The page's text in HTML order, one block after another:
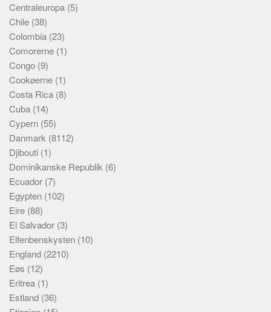
Centraleuropa (5)
Chile (38)
Colombia (23)
Comorerne (1)
Congo (9)
Cookøerne (1)
Costa Rica (8)
Cuba (14)
Cypern (55)
Danmark (8112)
Djibouti (1)
Dominikanske Republik (6)
Ecuador (7)
Egypten (102)
Eire (88)
El Salvador (3)
Elfenbenskysten (10)
England (2210)
Eøs (12)
Eritrea (1)
Estland (36)